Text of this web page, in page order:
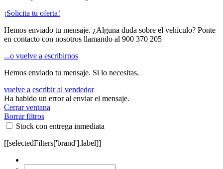
¡Solicita tu oferta!
Hemos enviado tu mensaje. ¿Alguna duda sobre el vehículo? Ponte
en contacto con nosotros llamando al 900 370 205
...o vuelve a escribirnos
Hemos enviado tu mensaje. Si lo necesitas,
vuelve a escribir al vendedor
Ha habido un error al enviar el mensaje.
Cerrar ventana
Borrar filtros
Stock con entrega inmediata
[[selectedFilters['brand'].label]]